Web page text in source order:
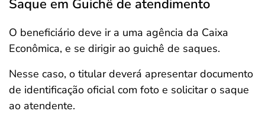
Saque em Guichê de atendimento
O beneficiário deve ir a uma agência da Caixa
Econômica, e se dirigir ao guichê de saques.
Nesse caso, o titular deverá apresentar documento
de identificação oficial com foto e solicitar o saque
ao atendente.